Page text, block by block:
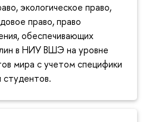
экологическое право,
право, право
обеспечивающих
в НИУ ВШЭ на уровне
мира с учетом специфики
студентов.